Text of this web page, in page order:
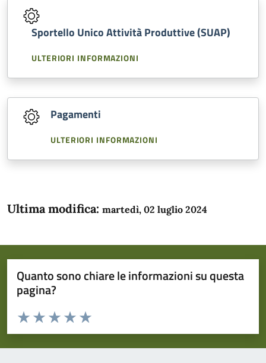
Sportello Unico Attività Produttive (SUAP)
ULTERIORI INFORMAZIONI
Pagamenti
ULTERIORI INFORMAZIONI
Ultima modifica: martedì, 02 luglio 2024
Quanto sono chiare le informazioni su questa
pagina?
Domanda
Valuta da 1 a 5 stelle la pagina
Valuta 5 stelle su 5
Valuta 4 stelle su 5
Valuta 3 stelle su 5
Valuta 2 stelle su 5
Valuta 1 stelle su 5